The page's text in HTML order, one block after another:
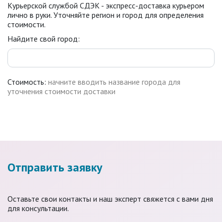
Курьерской службой СДЭК - экспресс-доставка курьером
лично в руки. Уточняйте регион и город для определения
стоимости.
Найдите свой город:
Стоимость: начните вводить название города для
уточнения стоимости доставки
Отправить заявку
Оставьте свои контакты и наш эксперт свяжется с вами дня
для консультации.